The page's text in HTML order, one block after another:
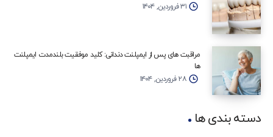
۳۱ فروردین, ۱۴۰۴
مراقبت‌ های پس از ایمپلنت دندانی: کلید موفقیت بلندمدت ایمپلنت‌
ها
۲۸ فروردین, ۱۴۰۴
دسته بندی ها